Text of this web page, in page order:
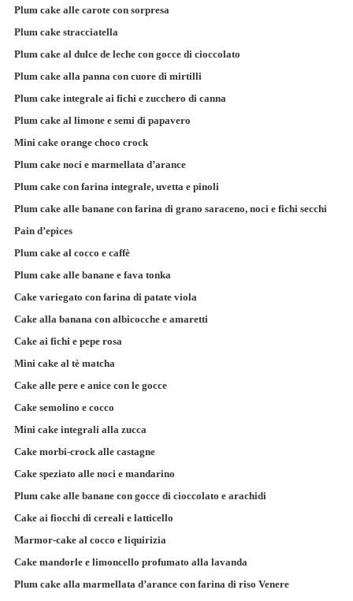
Plum cake alle carote con sorpresa
Plum cake stracciatella
Plum cake al dulce de leche con gocce di cioccolato
Plum cake alla panna con cuore di mirtilli
Plum cake integrale ai fichi e zucchero di canna
Plum cake al limone e semi di papavero
Mini cake orange choco crock
Plum cake noci e marmellata d’arance
Plum cake con farina integrale, uvetta e pinoli
Plum cake alle banane con farina di grano saraceno, noci e fichi secchi
Pain d’epices
Plum cake al cocco e caffè
Plum cake alle banane e fava tonka
Cake variegato con farina di patate viola
Cake alla banana con albicocche e amaretti
Cake ai fichi e pepe rosa
Mini cake al tè matcha
Cake alle pere e anice con le gocce
Cake semolino e cocco
Mini cake integrali alla zucca
Cake morbi-crock alle castagne
Cake speziato alle noci e mandarino
Plum cake alle banane con gocce di cioccolato e arachidi
Cake ai fiocchi di cereali e latticello
Marmor-cake al cocco e liquirizia
Cake mandorle e limoncello profumato alla lavanda
Plum cake alla marmellata d’arance con farina di riso Venere